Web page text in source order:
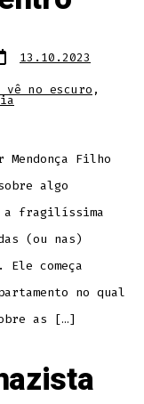
13.10.2023
vê no escuro ,
Mendonça Filho
algo
a fragilíssima
(ou nas)
Ele começa
no qual
as […]